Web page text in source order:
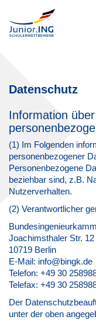
Datenschutz
Information
(1) Im Folgenden
personenbezogener
Personenbezogene
beziehbar sind, z.B.
Nutzerverhalten.
(2) Verantwortlicher
Joachimsthaler Str. 12
10719 Berlin
E-Mail: info@bingk.de
Telefon: +49 30
Telefax: +49 30
Der
unter der oben